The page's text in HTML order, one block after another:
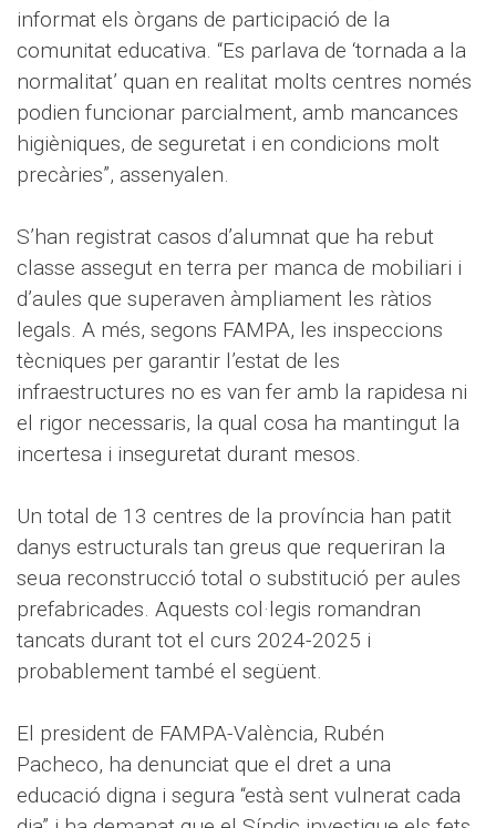
informat els òrgans de participació de la
comunitat educativa. “Es parlava de ‘tornada a la
normalitat’ quan en realitat molts centres només
podien funcionar parcialment, amb mancances
higièniques, de seguretat i en condicions molt
precàries”, assenyalen.
S’han registrat casos d’alumnat que ha rebut
classe assegut en terra per manca de mobiliari i
d’aules que superaven àmpliament les ràtios
legals. A més, segons FAMPA, les inspeccions
tècniques per garantir l’estat de les
infraestructures no es van fer amb la rapidesa ni
el rigor necessaris, la qual cosa ha mantingut la
incertesa i inseguretat durant mesos.
Un total de 13 centres de la província han patit
danys estructurals tan greus que requeriran la
seua reconstrucció total o substitució per aules
prefabricades. Aquests col·legis romandran
tancats durant tot el curs 2024-2025 i
probablement també el següent.
El president de FAMPA-València, Rubén
Pacheco, ha denunciat que el dret a una
educació digna i segura “està sent vulnerat cada